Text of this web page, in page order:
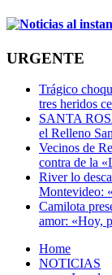
URGENTE
Trágico
tres heridos
SANTA
el Relleno
Vecinos de
contra de la
River lo
Montevideo:
Camilota
amor: «Hoy,
Home
NOTICIAS